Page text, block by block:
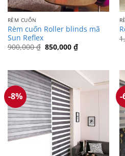
RÈM CUỐN
Rèm cuốn Roller blinds mã
Sun Reflex
900,000₫ Giá
gốc
850,000 ₫Giá
hiện
850,000 ₫.
-8% -